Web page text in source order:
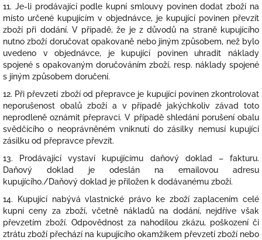
11. Je-li prodávající podle kupní smlouvy povinen dodat zboží na
místo určené kupujícím v objednávce, je kupující povinen převzít
zboží při dodání. V případě, že je z důvodů na straně kupujícího
nutno zboží doručovat opakovaně nebo jiným způsobem, než bylo
uvedeno v objednávce, je kupující povinen uhradit náklady
spojené s opakovaným doručováním zboží, resp. náklady spojené
s jiným způsobem doručení.
12. Při převzetí zboží od přepravce je kupující povinen zkontrolovat
neporušenost obalů zboží a v případě jakýchkoliv závad toto
neprodleně oznámit přepravci. V případě shledání porušení obalu
svědčícího o neoprávněném vniknutí do zásilky nemusí kupující
zásilku od přepravce převzít.
13. Prodávající vystaví kupujícímu daňový doklad – fakturu.
Daňový doklad je odeslán na emailovou adresu
kupujícího./Daňový doklad je přiložen k dodávanému zboží.
14. Kupující nabývá vlastnické právo ke zboží zaplacením celé
kupní ceny za zboží, včetně nákladů na dodání, nejdříve však
převzetím zboží. Odpovědnost za nahodilou zkázu, poškození či
ztrátu zboží přechází na kupujícího okamžikem převzetí zboží nebo